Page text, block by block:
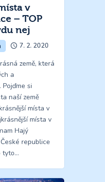
v
– TOP
nej
7. 2. 2020
země, která
a
si
naší země
místa v
místa v
Hajý
republice
tyto…